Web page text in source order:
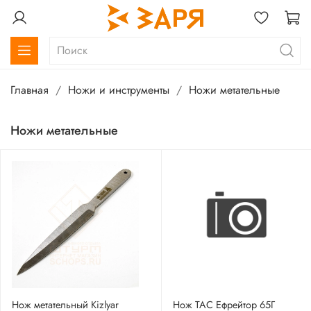
Главная Ножи и инструменты Ножи метательные
Ножи метательные
Нож метательный Kizlyar
Нож ТАС Ефрейтор 65Г